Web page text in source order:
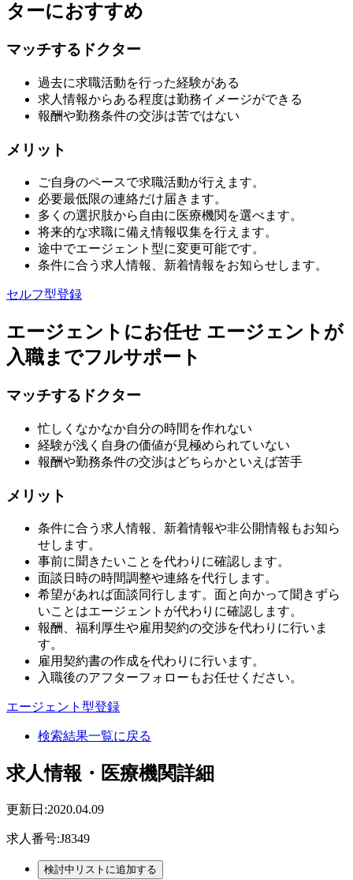
ターにおすすめ
マッチするドクター
過去に求職活動を行った経験がある
求人情報からある程度は勤務イメージができる
報酬や勤務条件の交渉は苦ではない
メリット
ご自身のペースで求職活動が行えます。
必要最低限の連絡だけ届きます。
多くの選択肢から自由に医療機関を選べます。
将来的な求職に備え情報収集を行えます。
途中でエージェント型に変更可能です。
条件に合う求人情報、新着情報をお知らせします。
セルフ型登録
エージェントにお任せ エージェントが
入職までフルサポート
マッチするドクター
忙しくなかなか自分の時間を作れない
経験が浅く自身の価値が見極められていない
報酬や勤務条件の交渉はどちらかといえば苦手
メリット
条件に合う求人情報、新着情報や非公開情報もお知ら
せします。
事前に聞きたいことを代わりに確認します。
面談日時の時間調整や連絡を代行します。
希望があれば面談同行します。面と向かって聞きずら
いことはエージェントが代わりに確認します。
報酬、福利厚生や雇用契約の交渉を代わりに行いま
す。
雇用契約書の作成を代わりに行います。
入職後のアフターフォローもお任せください。
エージェント型登録
検索結果一覧に戻る
求人情報・医療機関詳細
更新日:2020.04.09
求人番号:J8349